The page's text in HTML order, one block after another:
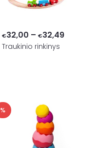
€32,00 – €32,49Price
Traukinio rinkinys
%